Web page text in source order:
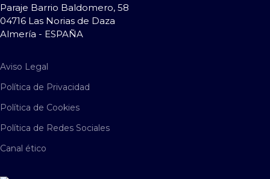
Paraje Barrio Baldomero, 58
04716 Las Norias de Daza
Almería - ESPAÑA
Aviso Legal
Política de Privacidad
Política de Cookies
Política de Redes Sociales
Canal ético